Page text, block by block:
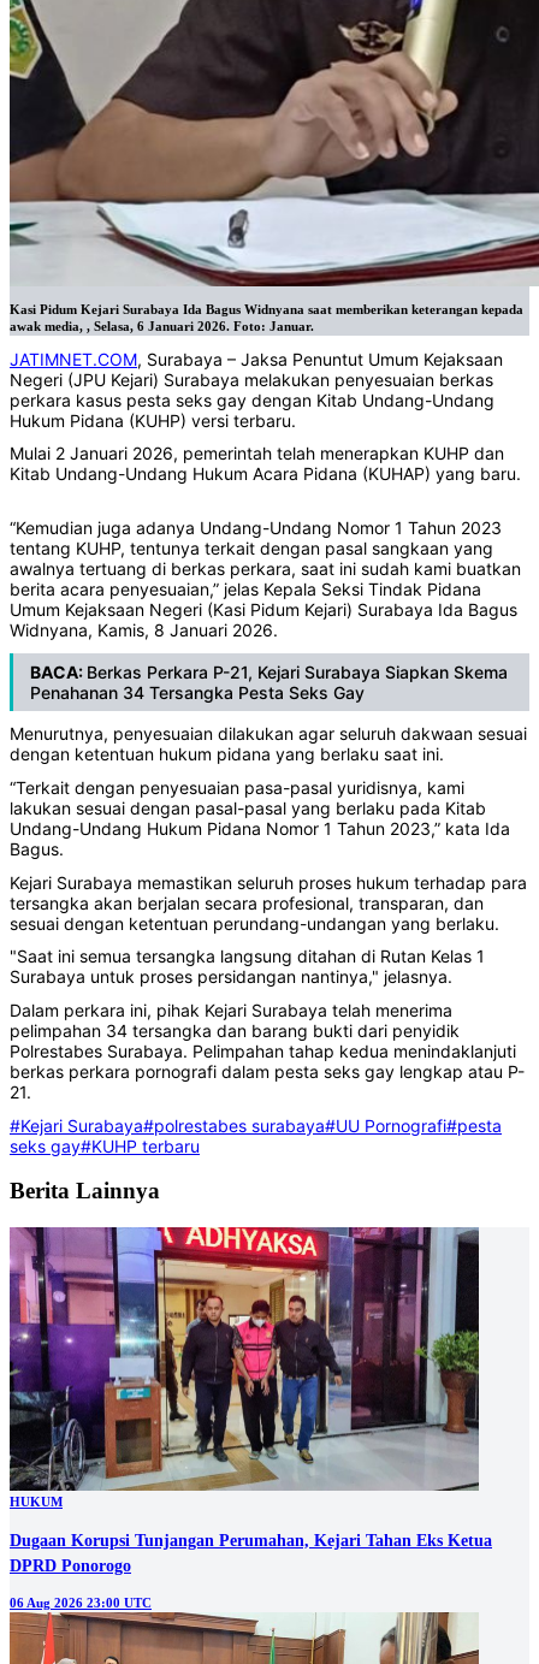
Kasi Pidum Kejari Surabaya Ida Bagus Widnyana saat memberikan keterangan kepada
awak media, , Selasa, 6 Januari 2026. Foto: Januar.
JATIMNET.COM, Surabaya – Jaksa Penuntut Umum Kejaksaan
Negeri (JPU Kejari) Surabaya melakukan penyesuaian berkas
perkara kasus pesta seks gay dengan Kitab Undang-Undang
Hukum Pidana (KUHP) versi terbaru.
Mulai 2 Januari 2026, pemerintah telah menerapkan KUHP dan
Kitab Undang-Undang Hukum Acara Pidana (KUHAP) yang baru.
“Kemudian juga adanya Undang-Undang Nomor 1 Tahun 2023
tentang KUHP, tentunya terkait dengan pasal sangkaan yang
awalnya tertuang di berkas perkara, saat ini sudah kami buatkan
berita acara penyesuaian,” jelas Kepala Seksi Tindak Pidana
Umum Kejaksaan Negeri (Kasi Pidum Kejari) Surabaya Ida Bagus
Widnyana, Kamis, 8 Januari 2026.
BACA: Berkas Perkara P-21, Kejari Surabaya Siapkan Skema
Penahanan 34 Tersangka Pesta Seks Gay
Menurutnya, penyesuaian dilakukan agar seluruh dakwaan sesuai
dengan ketentuan hukum pidana yang berlaku saat ini.
“Terkait dengan penyesuaian pasa-pasal yuridisnya, kami
lakukan sesuai dengan pasal-pasal yang berlaku pada Kitab
Undang-Undang Hukum Pidana Nomor 1 Tahun 2023,” kata Ida
Bagus.
Kejari Surabaya memastikan seluruh proses hukum terhadap para
tersangka akan berjalan secara profesional, transparan, dan
sesuai dengan ketentuan perundang-undangan yang berlaku.
"Saat ini semua tersangka langsung ditahan di Rutan Kelas 1
Surabaya untuk proses persidangan nantinya," jelasnya.
Dalam perkara ini, pihak Kejari Surabaya telah menerima
pelimpahan 34 tersangka dan barang bukti dari penyidik
Polrestabes Surabaya. Pelimpahan tahap kedua menindaklanjuti
berkas perkara pornografi dalam pesta seks gay lengkap atau P-
21.
#Kejari Surabaya#polrestabes surabaya#UU Pornografi#pesta
seks gay#KUHP terbaru
Berita Lainnya
HUKUM
Dugaan Korupsi Tunjangan Perumahan, Kejari Tahan Eks Ketua
DPRD Ponorogo
06 Aug 2026 23:00 UTC